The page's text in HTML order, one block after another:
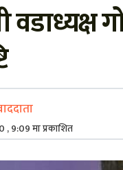
वडाध्यक्ष
, 9:09 मा प्रकाशित